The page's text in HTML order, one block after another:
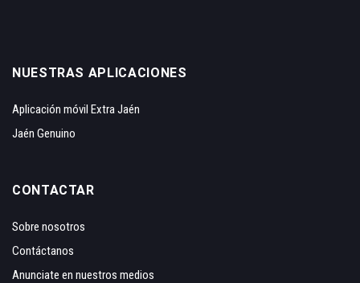
NUESTRAS APLICACIONES
Aplicación móvil Extra Jaén
Jaén Genuino
CONTACTAR
Sobre nosotros
Contáctanos
Anunciate en nuestros medios